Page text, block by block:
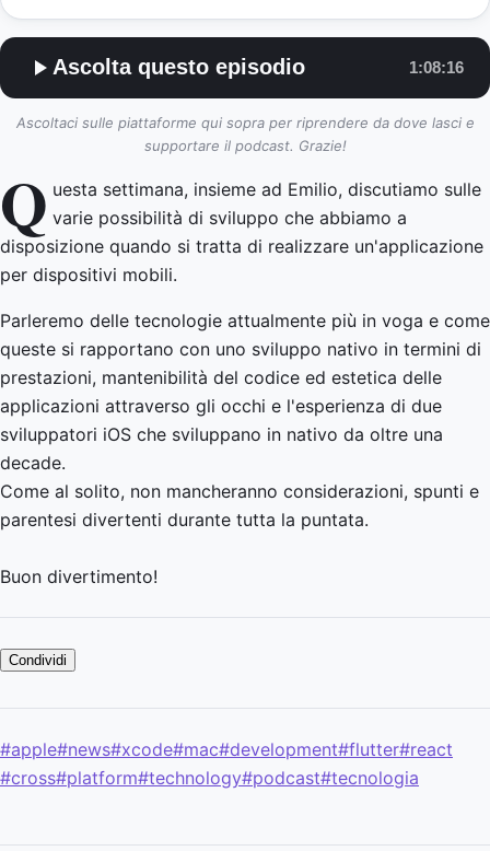
Ascolta questo episodio 1:08:16
Ascoltaci sulle piattaforme qui sopra per riprendere da dove lasci e
supportare il podcast. Grazie!
Q uesta settimana, insieme ad Emilio, discutiamo sulle
varie possibilità di sviluppo che abbiamo a
disposizione quando si tratta di realizzare un'applicazione
per dispositivi mobili.
Parleremo delle tecnologie attualmente più in voga e come
queste si rapportano con uno sviluppo nativo in termini di
prestazioni, mantenibilità del codice ed estetica delle
applicazioni attraverso gli occhi e l'esperienza di due
sviluppatori iOS che sviluppano in nativo da oltre una
decade.
Come al solito, non mancheranno considerazioni, spunti e
parentesi divertenti durante tutta la puntata.
Buon divertimento!
Condividi
#apple#news#xcode#mac#development#flutter#react
#cross#platform#technology#podcast#tecnologia